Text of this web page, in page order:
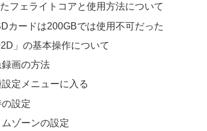
フェライトコアと使用方法について
カードは200GBでは使用不可だった
」の基本操作について
録画の方法
定メニューに入る
の設定
ムゾーンの設定